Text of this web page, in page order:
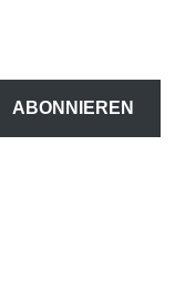
ABONNIEREN